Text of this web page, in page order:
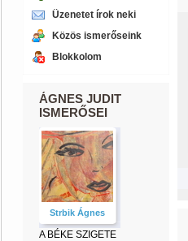
Üzenetet írok neki
Közös ismerőseink
Blokkolom
ÁGNES JUDIT
ISMERŐSEI
Strbik Ágnes
A BÉKE SZIGETE